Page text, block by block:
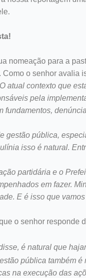
nomeação para a
o senhor avalia
O atual contexto que
pela
fundamentos,
gestão pública,
isso é natural.
partidária e o
em fazer.
E é isso que
o senhor responde
é natural que
pública também
na execução das